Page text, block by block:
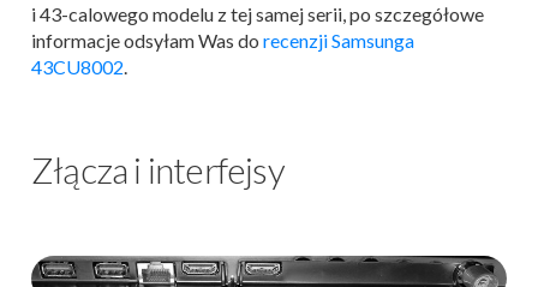
i 43-calowego modelu z tej samej serii, po szczegółowe
informacje odsyłam Was do recenzji Samsunga
43CU8002
Złącza i interfejsy